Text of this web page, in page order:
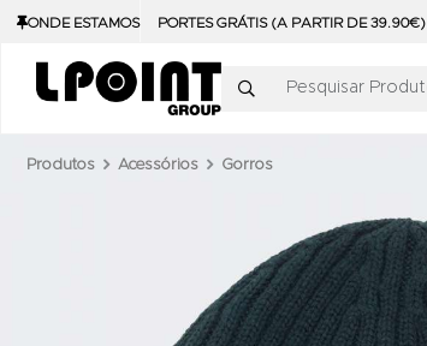
ONDE ESTAMOS PORTES GRÁTIS (A PARTIR DE 39.90€)
Pesquisar Produtos
Produtos Acessórios Gorros